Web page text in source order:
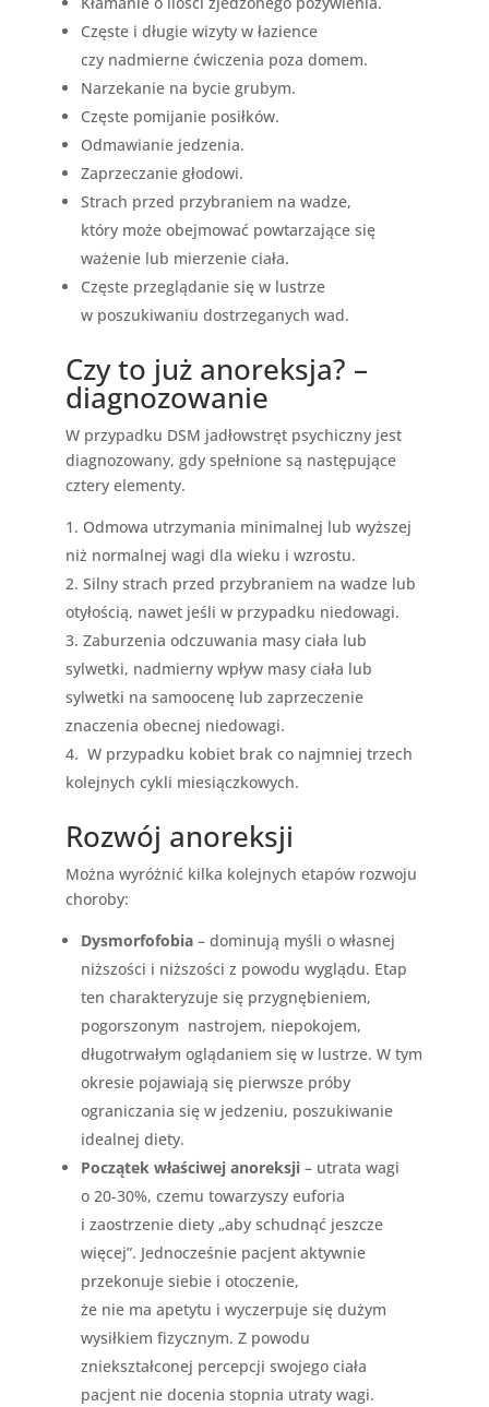
Częste i długie wizyty w łazience
czy nadmierne ćwiczenia poza domem.
Narzekanie na bycie grubym.
Częste pomijanie posiłków.
Odmawianie jedzenia.
Zaprzeczanie głodowi.
Strach przed przybraniem na wadze,
który może obejmować powtarzające się
ważenie lub mierzenie ciała.
Częste przeglądanie się w lustrze
w poszukiwaniu dostrzeganych wad.
Czy to już anoreksja? –
diagnozowanie
W przypadku DSM jadłowstręt psychiczny jest
diagnozowany, gdy spełnione są następujące
cztery elementy.
Odmowa utrzymania minimalnej lub wyższej
niż normalnej wagi dla wieku i wzrostu.
Silny strach przed przybraniem na wadze lub
otyłością, nawet jeśli w przypadku niedowagi.
Zaburzenia odczuwania masy ciała lub
sylwetki, nadmierny wpływ masy ciała lub
sylwetki na samoocenę lub zaprzeczenie
znaczenia obecnej niedowagi.
W przypadku kobiet brak co najmniej trzech
kolejnych cykli miesiączkowych.
Rozwój anoreksji
Można wyróżnić kilka kolejnych etapów rozwoju
choroby:
Dysmorfofobia– dominują myśli o własnej
niższości i niższości z powodu wyglądu. Etap
ten charakteryzuje się przygnębieniem,
pogorszonym nastrojem, niepokojem,
długotrwałym oglądaniem się w lustrze. W tym
okresie pojawiają się pierwsze próby
ograniczania się w jedzeniu, poszukiwanie
idealnej diety.
Początek właściwej anoreksji– utrata wagi
o 20-30%, czemu towarzyszy euforia
i zaostrzenie diety „aby schudnąć jeszcze
więcej”. Jednocześnie pacjent aktywnie
przekonuje siebie i otoczenie,
że nie ma apetytu i wyczerpuje się dużym
wysiłkiem fizycznym. Z powodu
zniekształconej percepcji swojego ciała
pacjent nie docenia stopnia utraty wagi.